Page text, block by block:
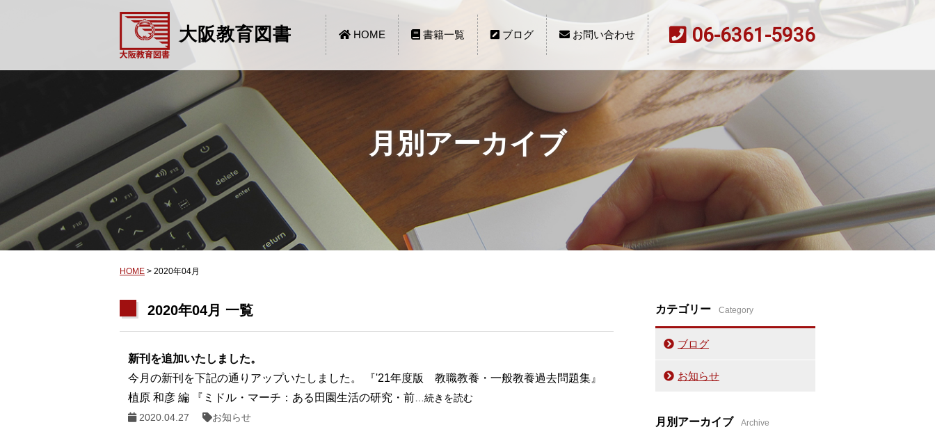
大阪教育図書 HOME 書籍一覧 ブログ お問い合わせ 06-6361-5936
月別アーカイブ
HOME > 2020年04月
2020年04月 一覧
新刊を追加いたしました。
今月の新刊を下記の通りアップいたしました。 『'21年度版 教職教養・一般教養過去問題集』
植原 和彦 編 『ミドル・マーチ：ある田園生活の研究・前…続きを読む
2020.04.27 お知らせ
カテゴリー Category
ブログ
お知らせ
月別アーカイブ Archive